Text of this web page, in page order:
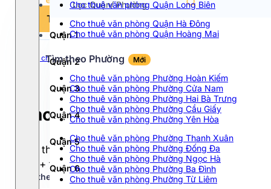
Cho thuê văn phòng Quận Long Biên
Cho thuê văn phòng Quận Hà Đông
Cho thuê văn phòng Quận Hoàng Mai
Tìm theo Phường Mới
Cho thuê văn phòng Phường Hoàn Kiếm
Cho thuê văn phòng Phường Cửa Nam
Cho thuê văn phòng Phường Hai Bà Trưng
Cho thuê văn phòng Phường Cầu Giấy
Cho thuê văn phòng Phường Yên Hòa
Cho thuê văn phòng Phường Thanh Xuân
Cho thuê văn phòng Phường Đống Đa
Cho thuê văn phòng Phường Ngọc Hà
Cho thuê văn phòng Phường Ba Đình
Cho thuê văn phòng Phường Từ Liêm
Quận 1
Quận 2
Quận 3
Quận 4
Quận 5
Quận 6
Tất cả
40$ - 50$
>50$
Dưới 10$
10$ - 20$
20$ - 30$
30$ - 40$
Chọn hạng
Tất cả
Hạng A
Hạng B
Hạng C
Hạng D
Tìm kiếm
Trang chủ TPHCM Quận 3 Đường Bà Huyện Thanh Quan
Cho thuê văn phòng Đường
Cho thuê văn phòng tại Đường Bà Huyện Thanh
600+ toà nhà hạng A-B-C với đa dạng diện tích
Tìm theo phường Mới